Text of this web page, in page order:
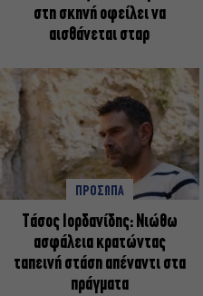
στη σκηνή οφείλει να
αισθάνεται σταρ
ΠΡΟΣΩΠΑ
Tάσος Ιορδανίδης: Νιώθω
ασφάλεια κρατώντας
ταπεινή στάση απέναντι στα
πράγματα